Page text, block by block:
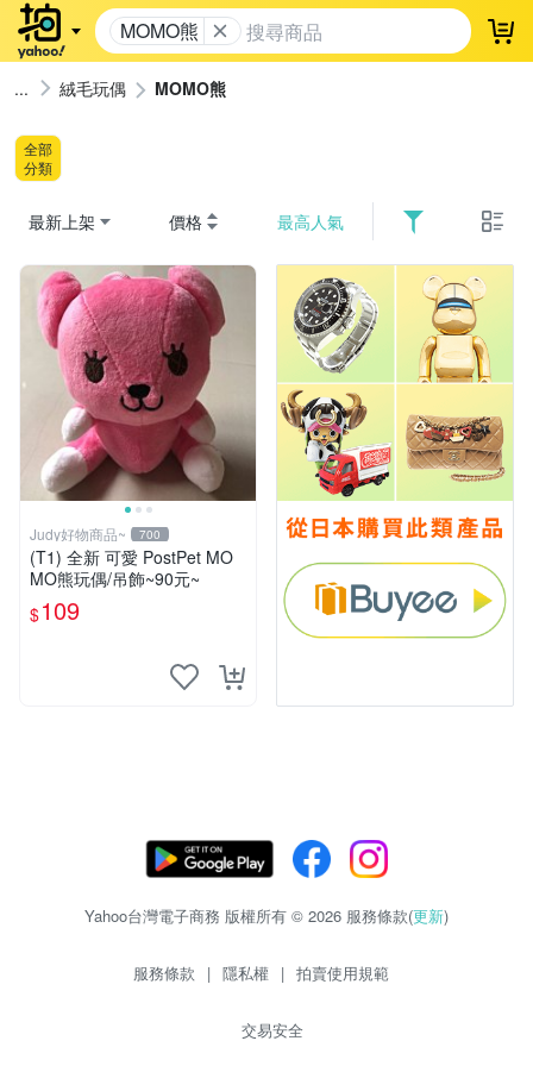
MOMO熊 登
絨毛玩偶 MOMO熊
全部
分類
最新上架 價格 最高人氣
Judy好物商品~ 700
(T1) 全新 可愛 PostPet MO
MO熊玩偶/吊飾~90元~
$109
Yahoo台灣電子商務 版權所有 © 2026 服務條款(更新)
服務條款 | 隱私權 | 拍賣使用規範
交易安全